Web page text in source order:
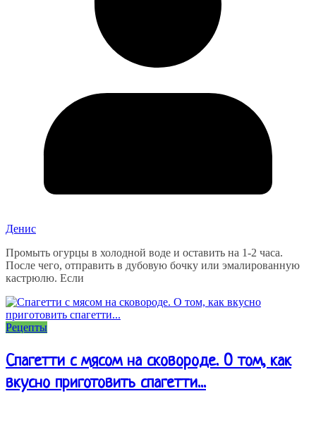
Денис
Промыть огурцы в холодной воде и оставить на 1-2 часа.
После чего, отправить в дубовую бочку или эмалированную
кастрюлю. Если
Рецепты
Спагетти с мясом на сковороде. О том, как
вкусно приготовить спагетти...